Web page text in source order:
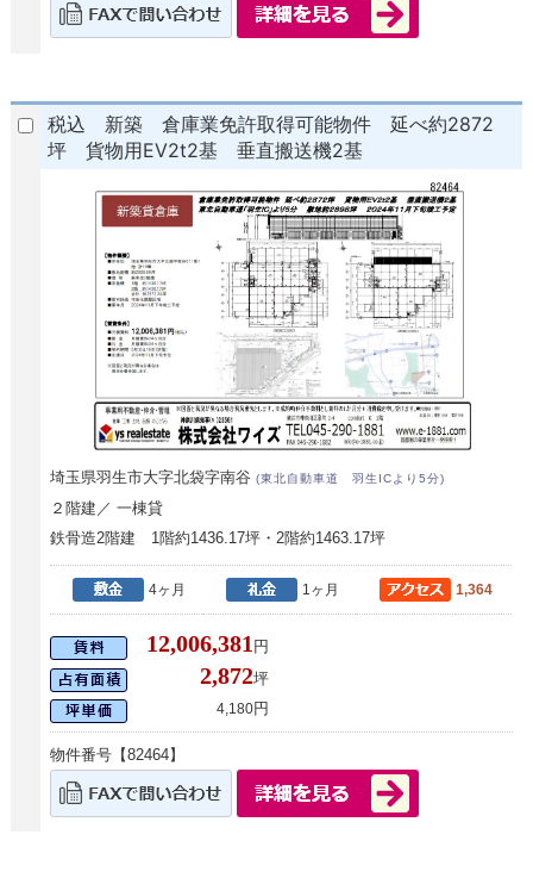
税込 新築 倉庫業免許取得可能物件 延べ約2872
坪 貨物用EV2t2基 垂直搬送機2基
埼玉県羽生市大字北袋字南谷(東北自動車道 羽生ICより5分)
２階建／ 一棟貸
鉄骨造2階建 1階約1436.17坪・2階約1463.17坪
4ヶ月 1ヶ月 1,364
12,006,381 円
2,872坪
4,180円
物件番号【82464】